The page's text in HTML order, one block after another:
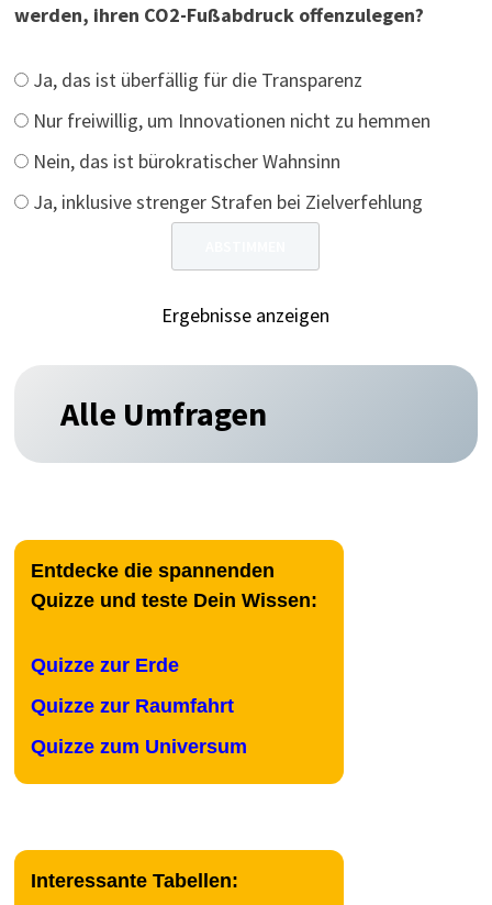
werden, ihren CO2-Fußabdruck offenzulegen?
Ja, das ist überfällig für die Transparenz
Nur freiwillig, um Innovationen nicht zu hemmen
Nein, das ist bürokratischer Wahnsinn
Ja, inklusive strenger Strafen bei Zielverfehlung
Ergebnisse anzeigen
Alle Umfragen
Entdecke die spannenden
Quizze und teste Dein Wissen:
Quizze zur Erde
Quizze zur Raumfahrt
Quizze zum Universum
Interessante Tabellen: